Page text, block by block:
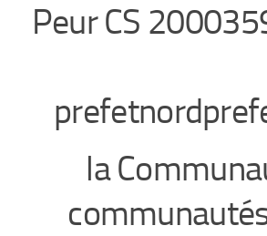
Peur CS
la